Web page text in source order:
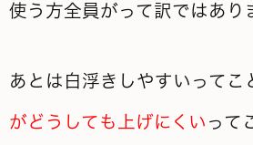
使う方全員がって訳ではあり
あとは白浮きしやすいってこ
がどうしても上げにくい って